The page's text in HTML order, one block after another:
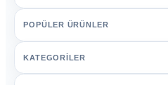
POPÜLER ÜRÜNLER
KATEGORİLER